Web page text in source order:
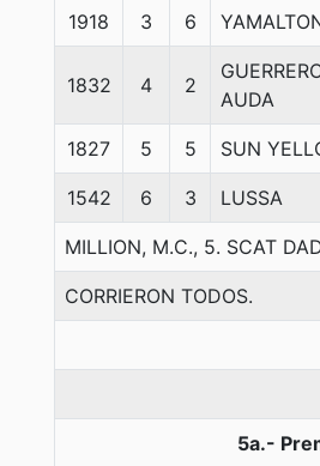
1918 3 6
1832 4 2
AUDA
1827 5 5 SUN
1542 6 3 LUSSA
MILLION, M.C., 5. SCAT
CORRIERON TODOS.
5a.-